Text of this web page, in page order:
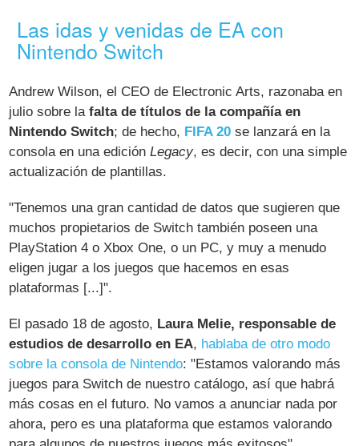
Las idas y venidas de EA con
Nintendo Switch
Andrew Wilson, el CEO de Electronic Arts, razonaba en
julio sobre lafalta de títulos de la compañía en
Nintendo Switch; de hecho, FIFA 20 se lanzará en la
consola en una ediciónLegacy, es decir, con una simple
actualización de plantillas.
"Tenemos una gran cantidad de datos que sugieren que
muchos propietarios de Switch también poseen una
PlayStation 4 o Xbox One, o un PC, y muy a menudo
eligen jugar a los juegos que hacemos en esas
plataformas [...]".
El pasado 18 de agosto, Laura Melie, responsable de
estudios de desarrollo en EA, hablaba de otro modo
sobre la consola de Nintendo: "Estamos valorando más
juegos para Switch de nuestro catálogo, así que habrá
más cosas en el futuro. No vamos a anunciar nada por
ahora, pero es una plataforma que estamos valorando